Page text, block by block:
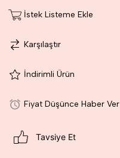
İstek Listeme Ekle
Karşılaştır
İndirimli Ürün
Fiyat Düşünce Haber Ver
Tavsiye Et